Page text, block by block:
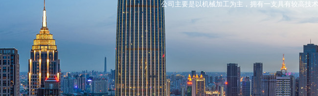
公司主要是以机械加工为主，拥有一支具有较高技